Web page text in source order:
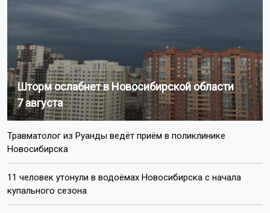
Шторм ослабнет в Новосибирской области
7 августа
Травматолог из Руанды ведёт приём в поликлинике
Новосибирска
11 человек утонули в водоёмах Новосибирска с начала
купального сезона